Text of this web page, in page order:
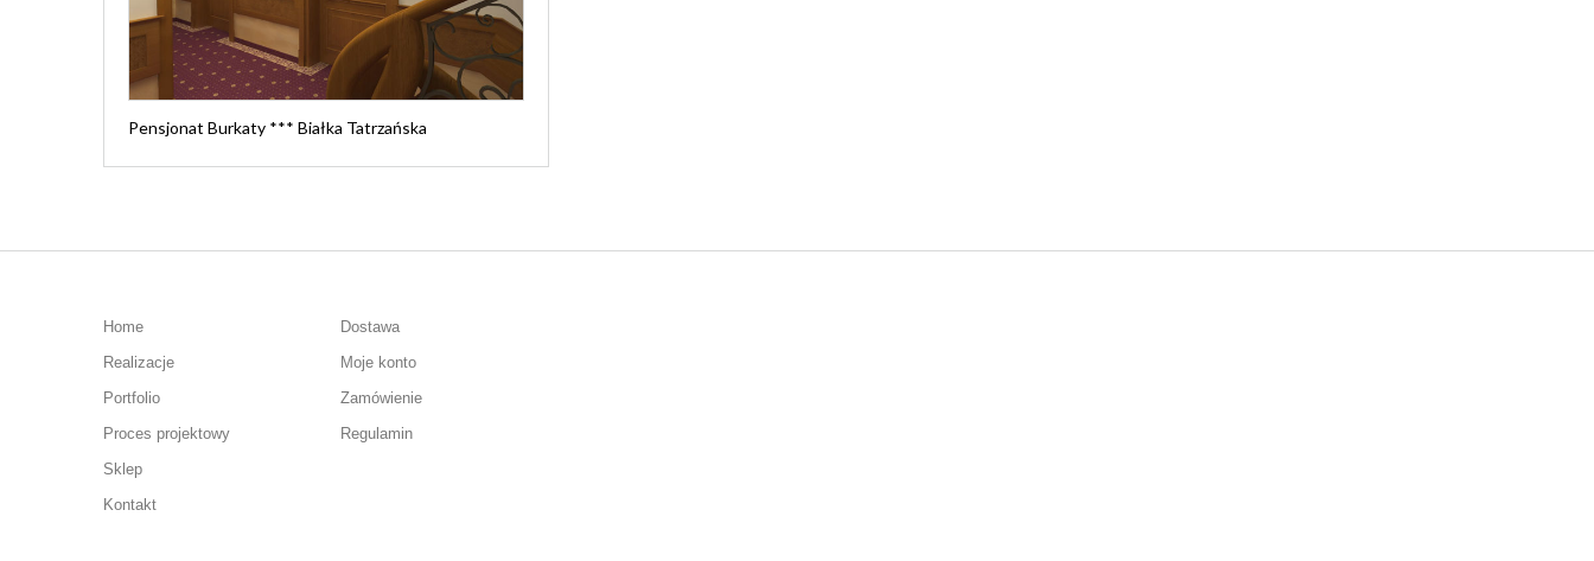
Pensjonat Burkaty *** Białka Tatrzańska
Home
Realizacje
Portfolio
Proces projektowy
Sklep
Kontakt
Dostawa
Moje konto
Zamówienie
Regulamin